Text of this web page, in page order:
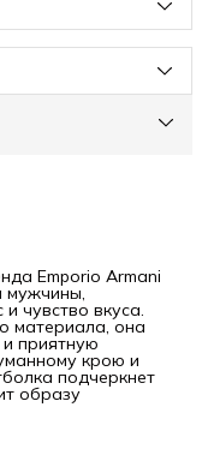
Emporio Armani
мужчины,
чувство вкуса.
материала, она
приятную
крою и
подчеркнет
образу